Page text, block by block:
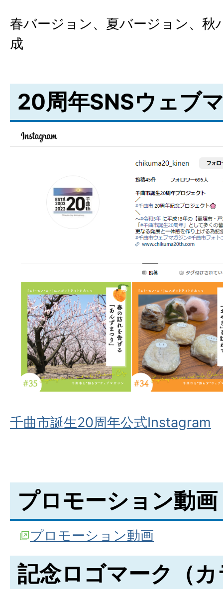
春バージョン、夏バージョン、秋
成
20周年SNSウェブ
千曲市誕生20周年公式Instagram
プロモーション動画
プロモーション動画
記念ロゴマーク（